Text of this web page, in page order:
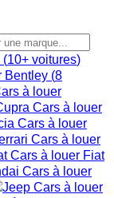
(10+ voitures)
Bentley (8
Fiat